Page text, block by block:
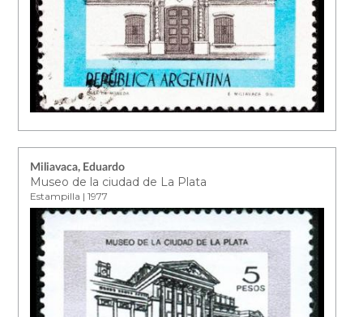
Miliavaca, Eduardo
Museo de la ciudad de La Plata
Estampilla | 1977